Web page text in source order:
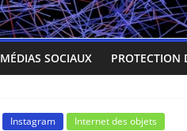
MÉDIAS SOCIAUX PROTECTION
Instagram Internet des objets